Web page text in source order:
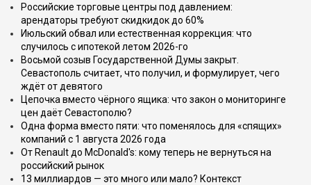
Российские торговые центры под давлением:
арендаторы требуют скидкидок до 60%
Июльский обвал или естественная коррекция: что
случилось с ипотекой летом 2026-го
Восьмой созыв Государственной Думы закрыт.
Севастополь считает, что получил, и формулирует, чего
ждёт от девятого
Цепочка вместо чёрного ящика: что закон о мониторинге
цен даёт Севастополю?
Одна форма вместо пяти: что поменялось для «спящих»
компаний с 1 августа 2026 года
От Renault до McDonald's: кому теперь не вернуться на
российский рынок
13 миллиардов — это много или мало? Контекст